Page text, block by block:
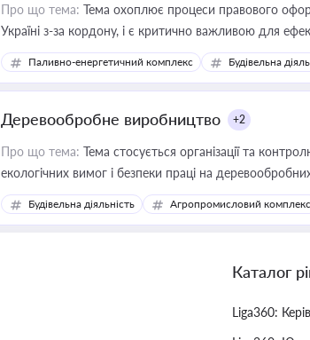
Про що тема: Тема охоплює процеси правового
Україні з-за кордону, і є критично важливою для
інфраструктурних проєктів
Паливно-енергетичний комплекс Будівельна
Деревообробне виробництво +2
Про що тема: Тема стосується організації та
екологічних вимог і безпеки праці на
Будівельна діяльність Агропромисловий комплекс
Каталог
Liga360: